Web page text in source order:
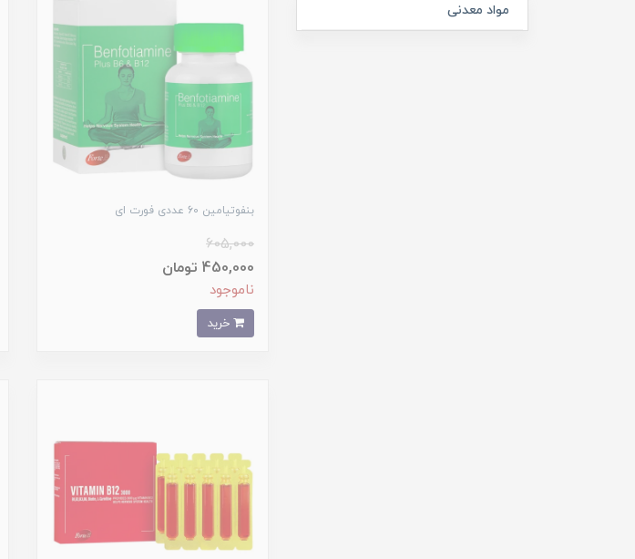
مواد معدنی
بنفوتیامین 60 عددی فورت ای
605,000
450,000 تومان
ناموجود